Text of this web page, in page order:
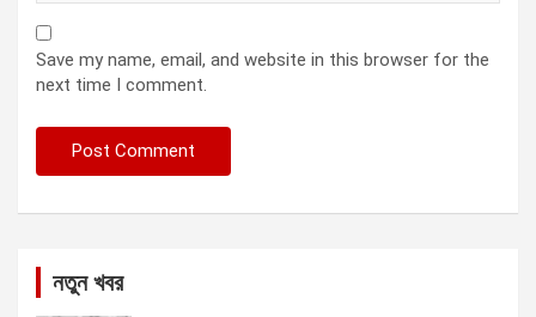
Save my name, email, and website in this browser for the
next time I comment.
নতুন খবর